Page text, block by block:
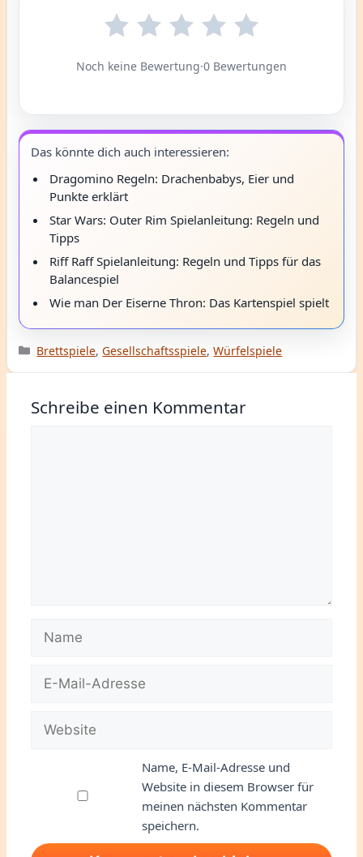
Noch keine Bewertung·0 Bewertungen
Das könnte dich auch interessieren:
Dragomino Regeln: Drachenbabys, Eier und
Punkte erklärt
Star Wars: Outer Rim Spielanleitung: Regeln und
Tipps
Riff Raff Spielanleitung: Regeln und Tipps für das
Balancespiel
Wie man Der Eiserne Thron: Das Kartenspiel spielt
Kategorien
Brettspiele,Gesellschaftsspiele,Würfelspiele
Schreibe einen Kommentar
Mail-
Name, E-Mail-Adresse und
Website in diesem Browser für
meinen nächsten Kommentar
speichern.